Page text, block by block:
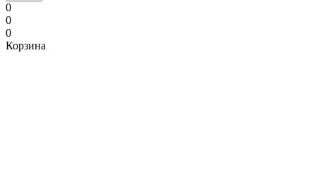
0
0
0
Корзина